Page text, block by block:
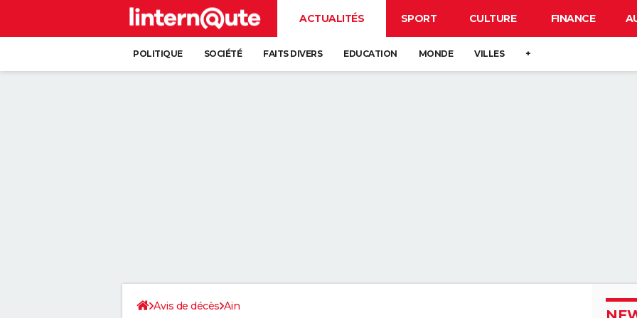
ACTUALITÉS SPORT CULTURE FINANCE
POLITIQUE SOCIÉTÉ FAITS DIVERS EDUCATION MONDE VILLES +
Avis de décès Ain